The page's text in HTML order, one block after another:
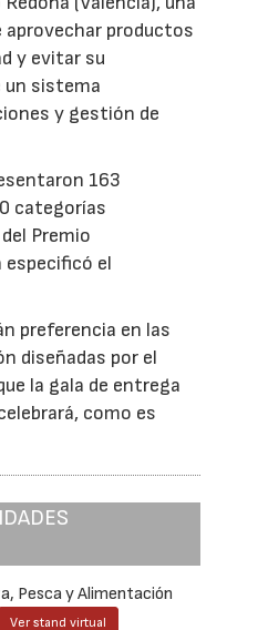
productos
y evitar su
un sistema
y gestión de
163
categorías
Premio
especificó el
preferencia en las
diseñadas por el
la gala de entrega
como es
Pesca y Alimentación
Ver stand virtual